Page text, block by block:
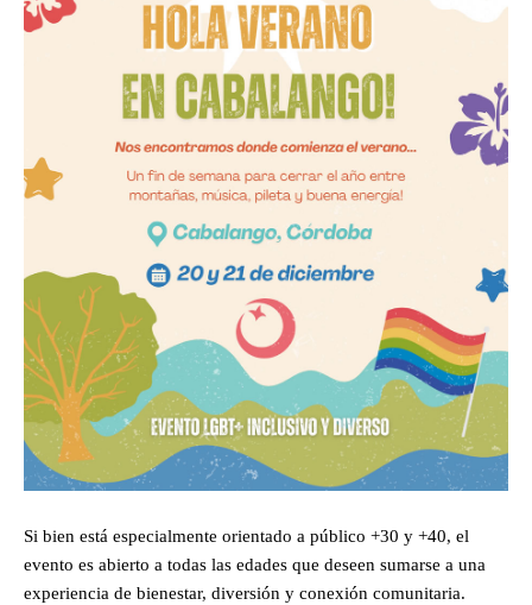
Si bien está especialmente orientado a público +30 y +40, el
evento es abierto a todas las edades que deseen sumarse a una
experiencia de bienestar, diversión y conexión comunitaria.